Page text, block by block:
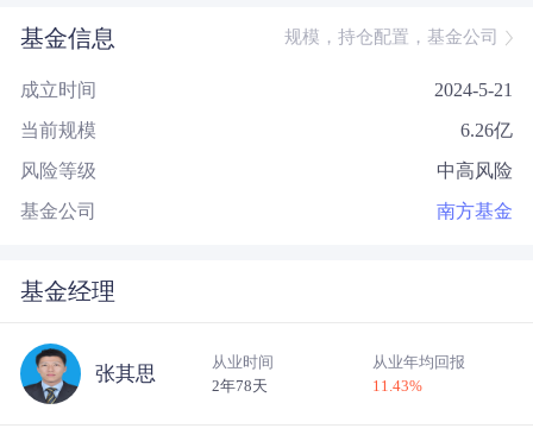
基金信息 规模，持仓配置，基金公司
成立时间 2024-5-21
当前规模 6.26亿
风险等级 中高风险
基金公司 南方基金
基金经理
张其思
从业时间
2年78天
从业年均回报
11.43%